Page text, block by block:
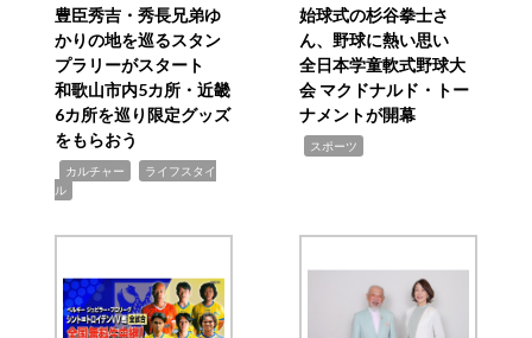
豊臣秀吉・秀長兄弟ゆ
かりの地を巡るスタン
プラリーがスタート
和歌山市内5カ所・近畿
6カ所を巡り限定グッズ
をもらおう
カルチャー
ライフスタイ
ル
始球式の杉谷拳士さ
ん、野球に熱い思い
全日本学童軟式野球大
会 マクドナルド・トー
ナメントが開幕
スポーツ